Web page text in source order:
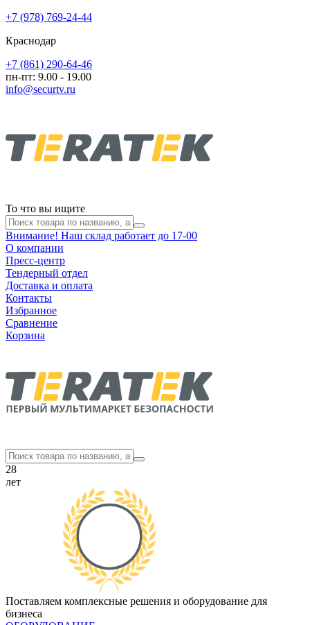
+7 (978) 769-24-44
Краснодар
+7 (861) 290-64-46
пн-пт: 9.00 - 19.00
info@securtv.ru
То что вы ищите
Внимание! Наш склад работает до 17-00
О компании
Пресс-центр
Тендерный отдел
Доставка и оплата
Контакты
Избранное
Сравнение
Корзина
28
лет
Поставляем комплексные решения и оборудование для
бизнеса